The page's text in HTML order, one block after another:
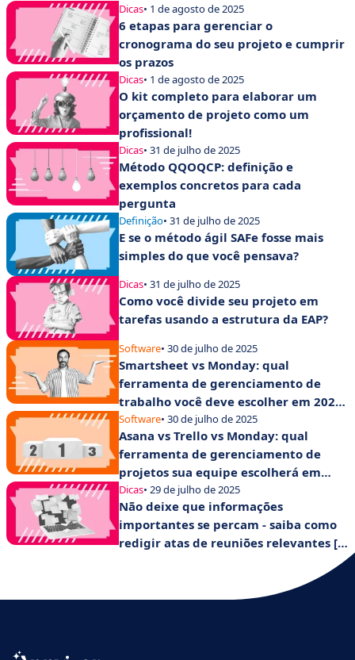
Dicas• 1 de agosto de 2025
6 etapas para gerenciar o
cronograma do seu projeto e cumprir
os prazos
Dicas• 1 de agosto de 2025
O kit completo para elaborar um
orçamento de projeto como um
profissional!
Dicas• 31 de julho de 2025
Método QQOQCP: definição e
exemplos concretos para cada
pergunta
Definição• 31 de julho de 2025
E se o método ágil SAFe fosse mais
simples do que você pensava?
Dicas• 31 de julho de 2025
Como você divide seu projeto em
tarefas usando a estrutura da EAP?
Software• 30 de julho de 2025
Smartsheet vs Monday: qual
ferramenta de gerenciamento de
trabalho você deve escolher em 2025
para aumentar a produtividade de
suas equipes?
Software• 30 de julho de 2025
Asana vs Trello vs Monday: qual
ferramenta de gerenciamento de
projetos sua equipe escolherá em
2025?
Dicas• 29 de julho de 2025
Não deixe que informações
importantes se percam - saiba como
redigir atas de reuniões relevantes [+